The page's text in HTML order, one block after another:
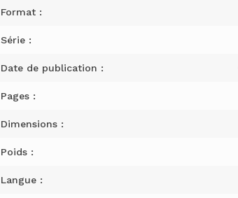
Format :
Série :
Date de publication :
Pages :
Dimensions :
Poids :
Langue :